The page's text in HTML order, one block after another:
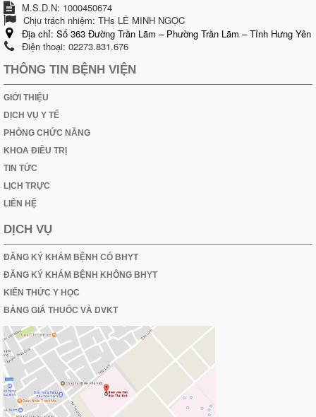
M.S.D.N: 1000450674
Chịu trách nhiệm: THs LÊ MINH NGỌC
Địa chỉ: Số 363 Đường Trần Lãm – Phường Trần Lãm – Tỉnh Hưng Yên
Điện thoại: 02273.831.676
THÔNG TIN BỆNH VIỆN
GIỚI THIỆU
DỊCH VỤ Y TẾ
PHÒNG CHỨC NĂNG
KHOA ĐIỀU TRỊ
TIN TỨC
LỊCH TRỰC
LIÊN HỆ
DỊCH VỤ
ĐĂNG KÝ KHÁM BỆNH CÓ BHYT
ĐĂNG KÝ KHÁM BỆNH KHÔNG BHYT
KIẾN THỨC Y HỌC
BẢNG GIÁ THUỐC VÀ DVKT